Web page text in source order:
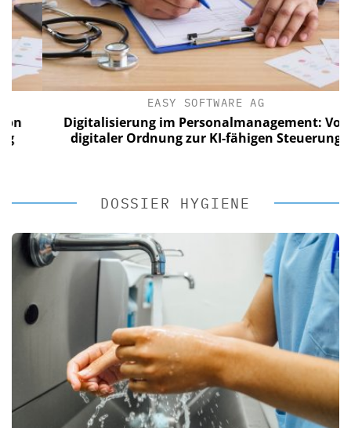
EASY SOFTWARE AG
Digitalisierung im Personalmanagement: Von
digitaler Ordnung zur KI-fähigen Steuerung
DOSSIER HYGIENE